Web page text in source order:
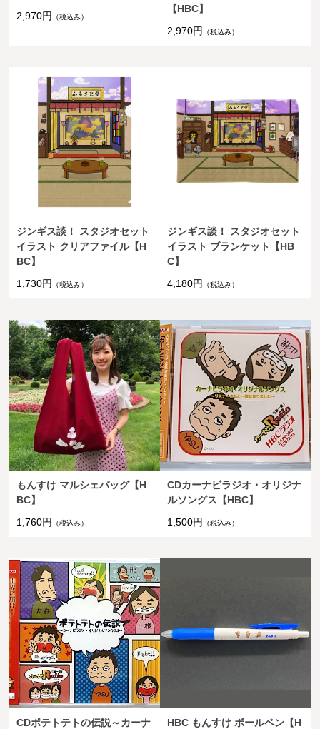
2,970円
（税込み）
【HBC】
2,970円
（税込み）
ジンギス談！ スタジオセット
イラスト クリアファイル【H
BC】
1,730円
（税込み）
ジンギス談！ スタジオセット
イラスト ブランケット【HB
C】
4,180円
（税込み）
もんすけ マルシェバッグ【H
BC】
1,760円
（税込み）
CDカーナビラジオ・オリジナ
ルソングス【HBC】
1,500円
（税込み）
CDポテトテトの伝説～カーナ
HBC もんすけ ボールペン【H